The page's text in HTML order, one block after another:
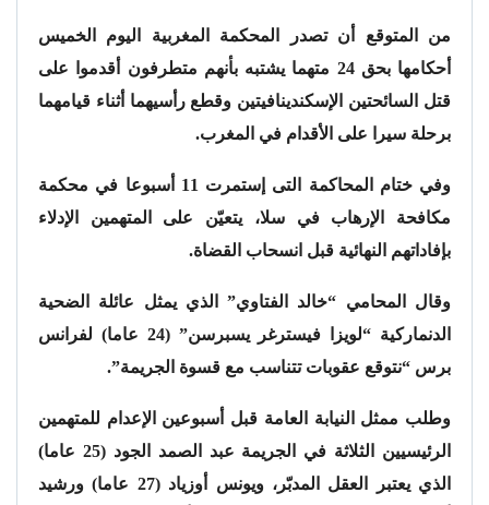
من المتوقع أن تصدر المحكمة المغربية اليوم الخميس
أحكامها بحق 24 متهما يشتبه بأنهم متطرفون أقدموا على
قتل السائحتين الإسكندينافيتين وقطع رأسيهما أثناء قيامهما
برحلة سيرا على الأقدام في المغرب.
وفي ختام المحاكمة التى إستمرت 11 أسبوعا في محكمة
مكافحة الإرهاب في سلا، يتعيّن على المتهمين الإدلاء
بإفاداتهم النهائية قبل انسحاب القضاة.
وقال المحامي “خالد الفتاوي” الذي يمثل عائلة الضحية
الدنماركية “لويزا فيسترغر يسبرسن” (24 عاما) لفرانس
برس “نتوقع عقوبات تتناسب مع قسوة الجريمة”.
وطلب ممثل النيابة العامة قبل أسبوعين الإعدام للمتهمين
الرئيسيين الثلاثة في الجريمة عبد الصمد الجود (25 عاما)
الذي يعتبر العقل المدبّر، ويونس أوزياد (27 عاما) ورشيد